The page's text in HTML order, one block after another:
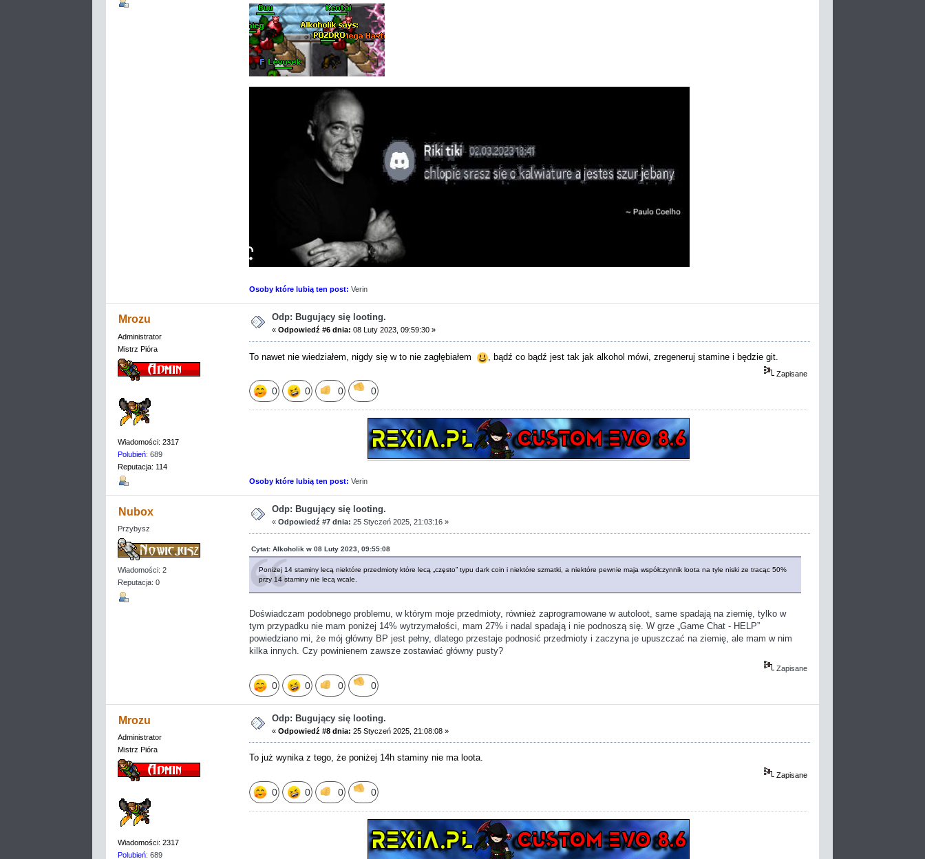
Osoby które lubią ten post:Verin
Mrozu
Administrator
Mistrz Pióra
Wiadomości: 2317
Polubień: 689
Reputacja: 114
Odp: Bugujący się looting.
« Odpowiedź #6 dnia: 08 Luty 2023, 09:59:30 »
To nawet nie wiedziałem, nigdy się w to nie zagłębiałem , bądź co bądź jest tak jak alkohol mówi, zregeneruj stamine i będzie git.
Zapisane
0 0 0 0
Osoby które lubią ten post:Verin
Nubox
Przybysz
Wiadomości: 2
Reputacja: 0
Odp: Bugujący się looting.
« Odpowiedź #7 dnia: 25 Styczeń 2025, 21:03:16 »
Cytat: Alkoholik w 08 Luty 2023, 09:55:08
Poniżej 14 staminy lecą niektóre przedmioty które lecą „często” typu dark coin i niektóre szmatki, a niektóre pewnie maja współczynnik loota na tyle niski ze tracąc 50%
przy 14 staminy nie lecą wcale.
Doświadczam podobnego problemu, w którym moje przedmioty, również zaprogramowane w autoloot, same spadają na ziemię, tylko w
tym przypadku nie mam poniżej 14% wytrzymałości, mam 27% i nadal spadają i nie podnoszą się. W grze „Game Chat - HELP”
powiedziano mi, że mój główny BP jest pełny, dlatego przestaje podnosić przedmioty i zaczyna je upuszczać na ziemię, ale mam w nim
kilka innych. Czy powinienem zawsze zostawiać główny pusty?
Zapisane
0 0 0 0
Mrozu
Administrator
Mistrz Pióra
Wiadomości: 2317
Polubień: 689
Odp: Bugujący się looting.
« Odpowiedź #8 dnia: 25 Styczeń 2025, 21:08:08 »
To już wynika z tego, że poniżej 14h staminy nie ma loota.
Zapisane
0 0 0 0